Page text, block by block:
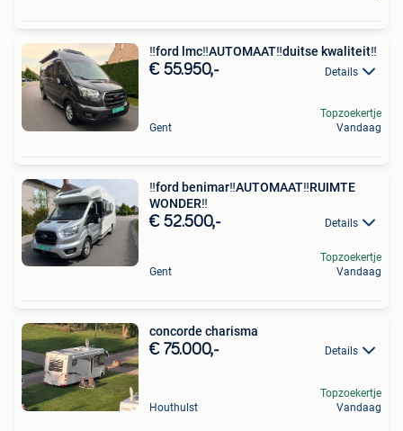
‼️ford lmc‼️AUTOMAAT‼️duitse kwaliteit‼️
€ 55.950,- Details
Gent
Topzoekertje
Vandaag
‼️ford benimar‼️AUTOMAAT‼️RUIMTE
WONDER‼️
€ 52.500,- Details
Gent
Topzoekertje
Vandaag
concorde charisma
€ 75.000,- Details
Houthulst
Topzoekertje
Vandaag